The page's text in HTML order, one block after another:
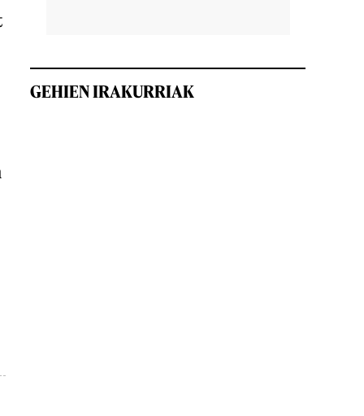
GEHIEN IRAKURRIAK